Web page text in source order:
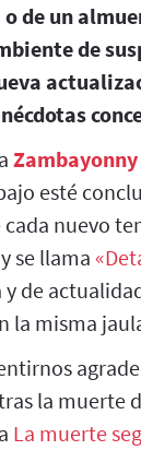
de un
de
Zambayonny
esté
nuevo
se llama
de
la misma
la muerte
La muerte